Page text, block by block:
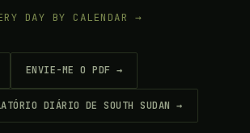
DAY BY CALENDAR →
ENVIE-ME O PDF →
DIÁRIO DE SOUTH SUDAN →